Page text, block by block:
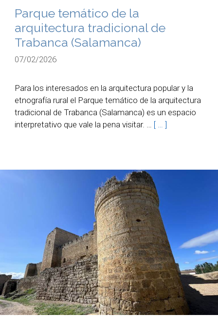
Parque temático de la
arquitectura tradicional de
Trabanca (Salamanca)
07/02/2026
Para los interesados en la arquitectura popular y la
etnografía rural el Parque temático de la arquitectura
tradicional de Trabanca (Salamanca) es un espacio
interpretativo que vale la pena visitar. … [ … ]